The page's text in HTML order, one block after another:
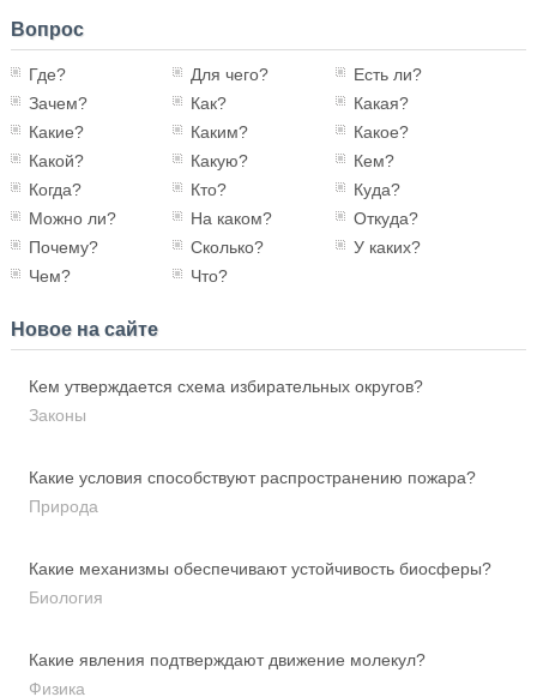
Вопрос
Где? Для чего?
Есть ли?
Зачем?
Как?
Какая?
Какие?
Каким?
Какое?
Какой?
Какую?
Кем?
Когда?
Кто?
Куда?
Можно ли?
На каком?
Откуда?
Почему?
Сколько?
У каких?
Чем?
Что?
Новое на сайте
Кем утверждается схема избирательных округов?
Законы
Какие условия способствуют распространению пожара?
Природа
Какие механизмы обеспечивают устойчивость биосферы?
Биология
Какие явления подтверждают движение молекул?
Физика